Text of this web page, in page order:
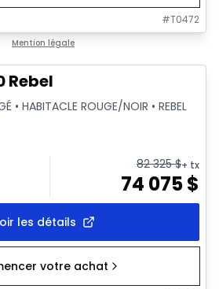
#T0472
Mention légale
Rebel
• HABITACLE ROUGE/NOIR • REBEL
82 325$+ tx
74 075$
les détails
votre achat